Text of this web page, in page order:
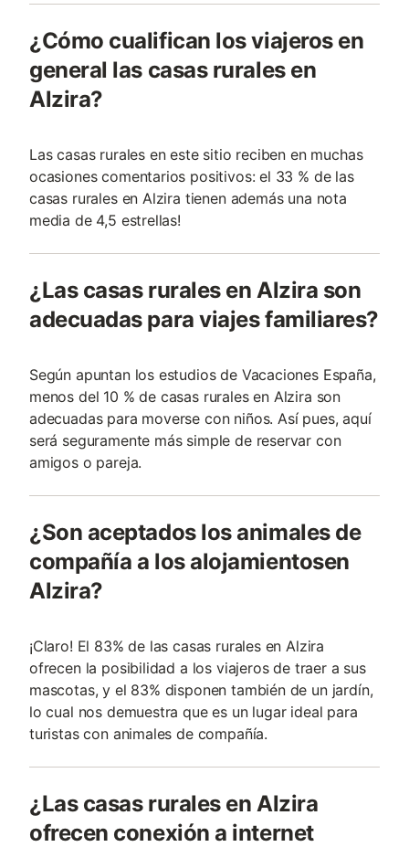
¿Cómo cualifican los viajeros en
general las casas rurales en
Alzira?
Las casas rurales en este sitio reciben en muchas
ocasiones comentarios positivos: el 33 % de las
casas rurales en Alzira tienen además una nota
media de 4,5 estrellas!
¿Las casas rurales en Alzira son
adecuadas para viajes familiares?
Según apuntan los estudios de Vacaciones España,
menos del 10 % de casas rurales en Alzira son
adecuadas para moverse con niños. Así pues, aquí
será seguramente más simple de reservar con
amigos o pareja.
¿Son aceptados los animales de
compañía a los alojamientosen
Alzira?
¡Claro! El 83% de las casas rurales en Alzira
ofrecen la posibilidad a los viajeros de traer a sus
mascotas, y el 83% disponen también de un jardín,
lo cual nos demuestra que es un lugar ideal para
turistas con animales de compañía.
¿Las casas rurales en Alzira
ofrecen conexión a internet